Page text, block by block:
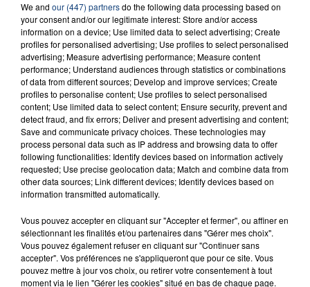
23 juillet 2026
INCENDIE MORTEL À LENS : UNE FEMME ET
SON BÉBÉ ENTRE LA VIE ET LA...
Un homme s'est immolé par le feu après avoir
aspergé sa compagne et leur bébé de trois mois
d'un liquide inflammable.
20 juillet 2026
UNE ADOLESCENTE DEVANT SE FAIRE
OPÉRER DE LA CHEVILLE RESSORT DE LA...
La famille a porté plainte contre la clinique qui a
reconnu sa responsabilité et présenté ses
excuses.
We and our (447) partnersdo the following data processing based on
your consent and/or our legitimate interest: Store and/or access
information on a device; Use limited data to select advertising; Create
profiles for personalised advertising; Use profiles to select personalised
advertising; Measure advertising performance; Measure content
performance; Understand audiences through statistics or combinations
of data from different sources; Develop and improve services; Create
profiles to personalise content; Use profiles to select personalised
content; Use limited data to select content; Ensure security, prevent and
detect fraud, and fix errors; Deliver and present advertising and content;
Save and communicate privacy choices. These technologies may
process personal data such as IP address and browsing data to offer
following functionalities: Identify devices based on information actively
requested; Use precise geolocation data; Match and combine data from
other data sources; Link different devices; Identify devices based on
information transmitted automatically.
Vous pouvez accepter en cliquant sur "Accepter et fermer", ou affiner en
sélectionnant les finalités et/ou partenaires dans "Gérer mes choix".
Vous pouvez également refuser en cliquant sur "Continuer sans
accepter". Vos préférences ne s'appliqueront que pour ce site. Vous
pouvez mettre à jour vos choix, ou retirer votre consentement à tout
moment via le lien "Gérer les cookies" situé en bas de chaque page.